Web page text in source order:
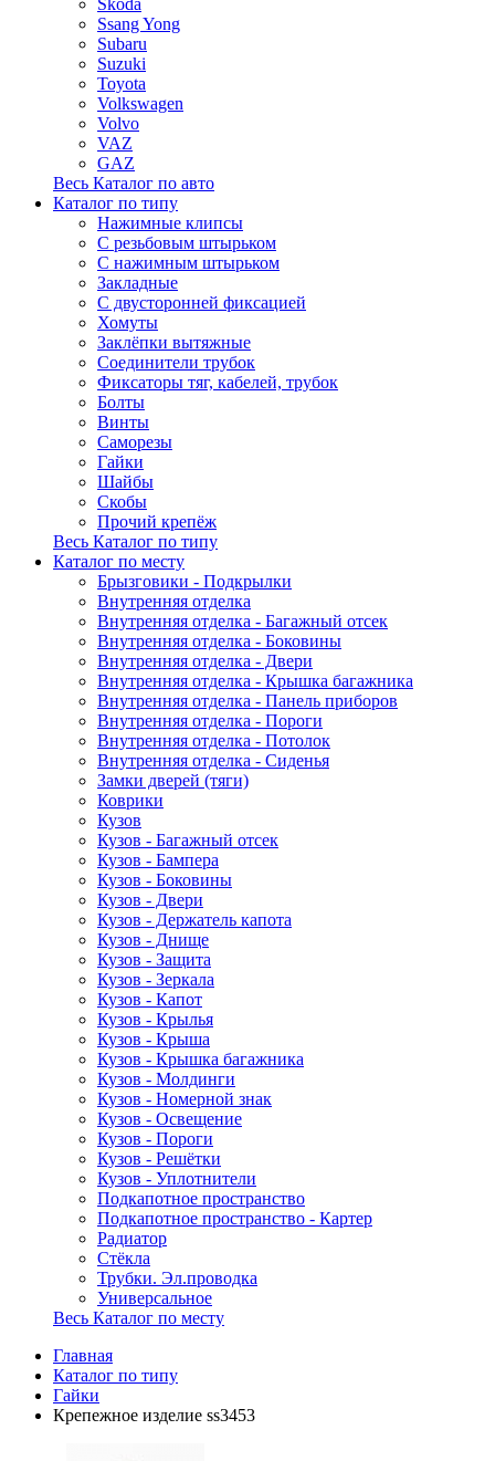
Ssang Yong
Subaru
Suzuki
Toyota
Volkswagen
Volvo
VAZ
GAZ
Весь Каталог по авто
Каталог по типу
Нажимные клипсы
С резьбовым штырьком
С нажимным штырьком
Закладные
С двусторонней фиксацией
Хомуты
Заклёпки вытяжные
Соединители трубок
Фиксаторы тяг, кабелей, трубок
Болты
Винты
Саморезы
Гайки
Шайбы
Скобы
Прочий крепёж
Весь Каталог по типу
Каталог по месту
Брызговики - Подкрылки
Внутренняя отделка
Внутренняя отделка - Багажный отсек
Внутренняя отделка - Боковины
Внутренняя отделка - Двери
Внутренняя отделка - Крышка багажника
Внутренняя отделка - Панель приборов
Внутренняя отделка - Пороги
Внутренняя отделка - Потолок
Внутренняя отделка - Сиденья
Замки дверей (тяги)
Коврики
Кузов
Кузов - Багажный отсек
Кузов - Бампера
Кузов - Боковины
Кузов - Двери
Кузов - Держатель капота
Кузов - Днище
Кузов - Защита
Кузов - Зеркала
Кузов - Капот
Кузов - Крылья
Кузов - Крыша
Кузов - Крышка багажника
Кузов - Молдинги
Кузов - Номерной знак
Кузов - Освещение
Кузов - Пороги
Кузов - Решётки
Кузов - Уплотнители
Подкапотное пространство
Подкапотное пространство - Картер
Радиатор
Стёкла
Трубки. Эл.проводка
Универсальное
Весь Каталог по месту
Главная
Каталог по типу
Гайки
Крепежное изделие ss3453